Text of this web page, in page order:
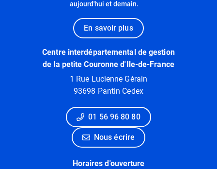
aujourd'hui et demain.
En savoir plus
Centre interdépartemental de gestion
de la petite Couronne d'Ile-de-France
1 Rue Lucienne Gérain
93698 Pantin Cedex
01 56 96 80 80
Nous écrire
Horaires d'ouverture